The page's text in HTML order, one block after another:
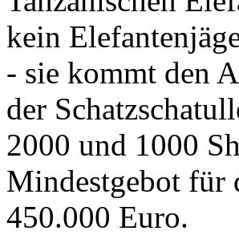
kein
- sie kommt den
der
2000 und 1000
Mindestgebot für
450.000 Euro.